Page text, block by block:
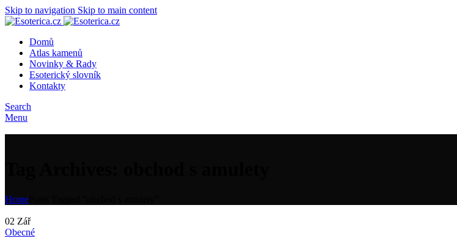
Skip to navigation Skip to main content
Domů
Atlas kamenů
Novinky & Rady
Esoterický slovník
Kontakty
Search
Menu
Home
02 Zář
Obecné